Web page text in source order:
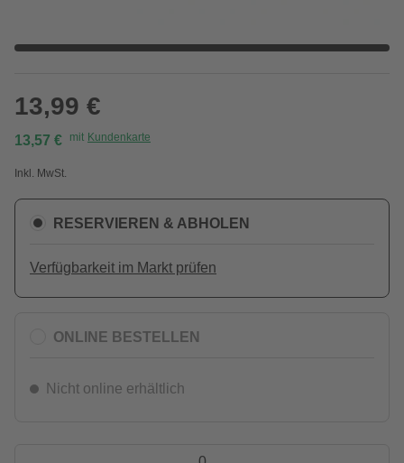
13,99 €
13,57 € mit Kundenkarte
Inkl. MwSt.
RESERVIEREN & ABHOLEN
Verfügbarkeit im Markt prüfen
ONLINE BESTELLEN
Nicht online erhältlich